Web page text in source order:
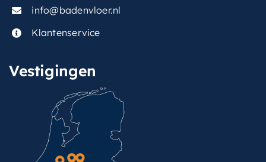
info@badenvloer.nl
Klantenservice
Vestigingen